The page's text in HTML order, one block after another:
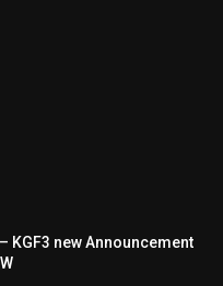
– KGF3 new Announcement